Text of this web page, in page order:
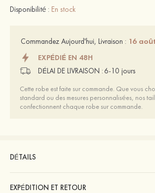
Disponibilité : En stock
Commandez Aujourd'hui, Livraison : 16
EXPÉDIÉ EN 48H
DÉLAI DE LIVRAISON : 6-10 jours
Cette robe est faite sur commande. Que vous
standard ou des mesures personnalisées, nos
confectionnent chaque robe sur commande.
DÉTAILS
EXPÉDITION ET RETOUR